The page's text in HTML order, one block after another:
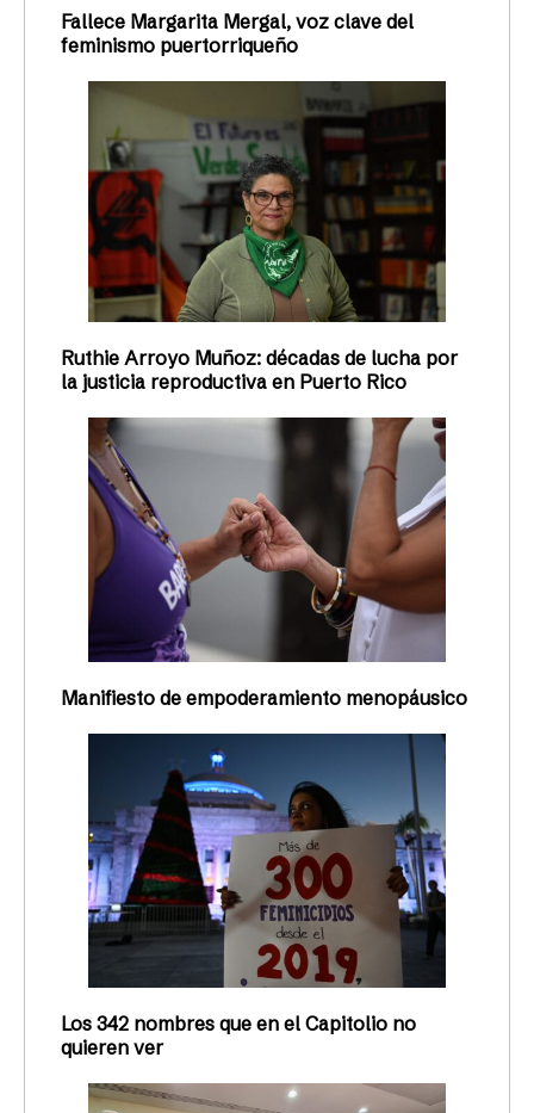
Fallece Margarita Mergal, voz clave del
feminismo puertorriqueño
Ruthie Arroyo Muñoz: décadas de lucha por
la justicia reproductiva en Puerto Rico
Manifiesto de empoderamiento menopáusico
Los 342 nombres que en el Capitolio no
quieren ver